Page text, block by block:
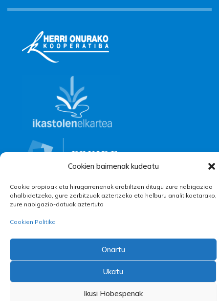
Cookien baimenak kudeatu
Cookie propioak eta hirugarrenenak erabiltzen ditugu zure nabigazioa
ahalbidetzeko, gure zerbitzuak aztertzeko eta helburu analitikoetarako,
zure nabigazio-datuak aztertuta
Cookien Politika
Onartu
Ukatu
Ikusi Hobespenak
Pribatutasun Oharra||Postontzi etikoa